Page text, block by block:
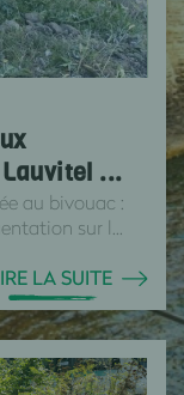
...
au bivouac :
sur l...
LA SUITE